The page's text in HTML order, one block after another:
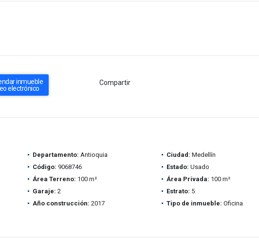
inmueble
electrónico
Compartir
Departamento: Antioquia Ciudad: Medellín
Código: 9068746 Estado: Usado
Área Terreno: 100 m² Área Privada: 100 m²
Garaje: 2 Estrato: 5
Año construcción: 2017 Tipo de inmueble: Oficina